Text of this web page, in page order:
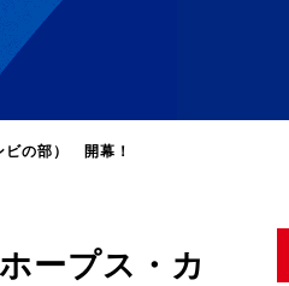
ビの部） 開幕！
ープス・カ